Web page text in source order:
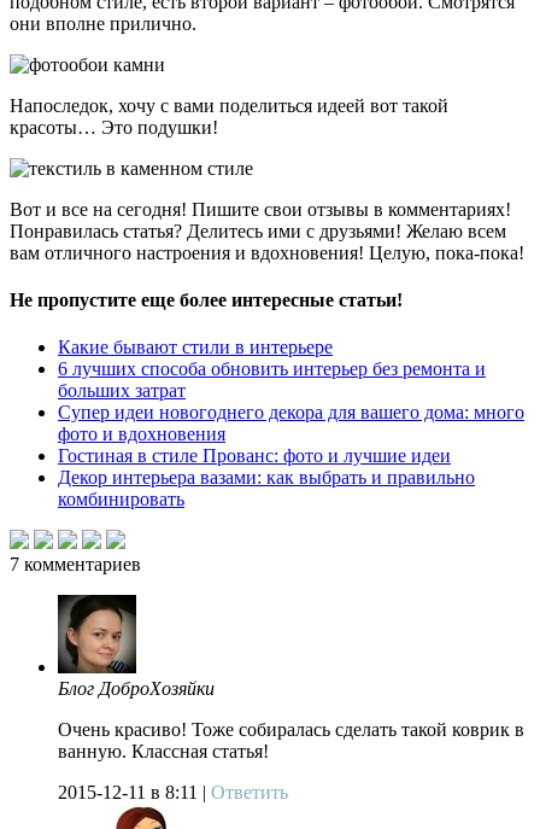
они вполне прилично.
Напоследок, хочу с вами поделиться идеей вот такой
красоты… Это подушки!
Вот и все на сегодня! Пишите свои отзывы в комментариях!
Понравилась статья? Делитесь ими с друзьями! Желаю всем
вам отличного настроения и вдохновения! Целую, пока-пока!
Не пропустите еще более интересные статьи!
Какие бывают стили в интерьере
6 лучших способа обновить интерьер без ремонта и
больших затрат
Супер идеи новогоднего декора для вашего дома: много
фото и вдохновения
Гостиная в стиле Прованс: фото и лучшие идеи
Декор интерьера вазами: как выбрать и правильно
комбинировать
7 комментариев
Блог ДоброХозяйки
Очень красиво! Тоже собиралась сделать такой коврик в
ванную. Классная статья!
2015-12-11 в 8:11 | Ответить